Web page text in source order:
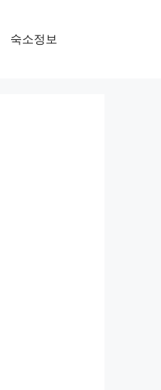
숙소정보